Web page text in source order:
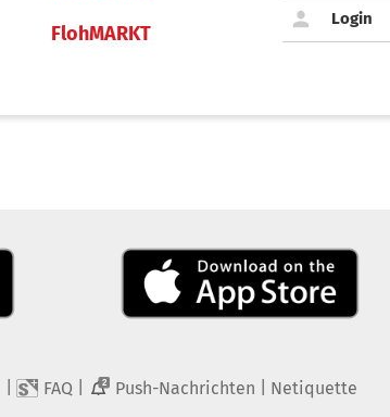
FlohMARKT
Login
FAQ 2 Push-Nachrichten Netiquette